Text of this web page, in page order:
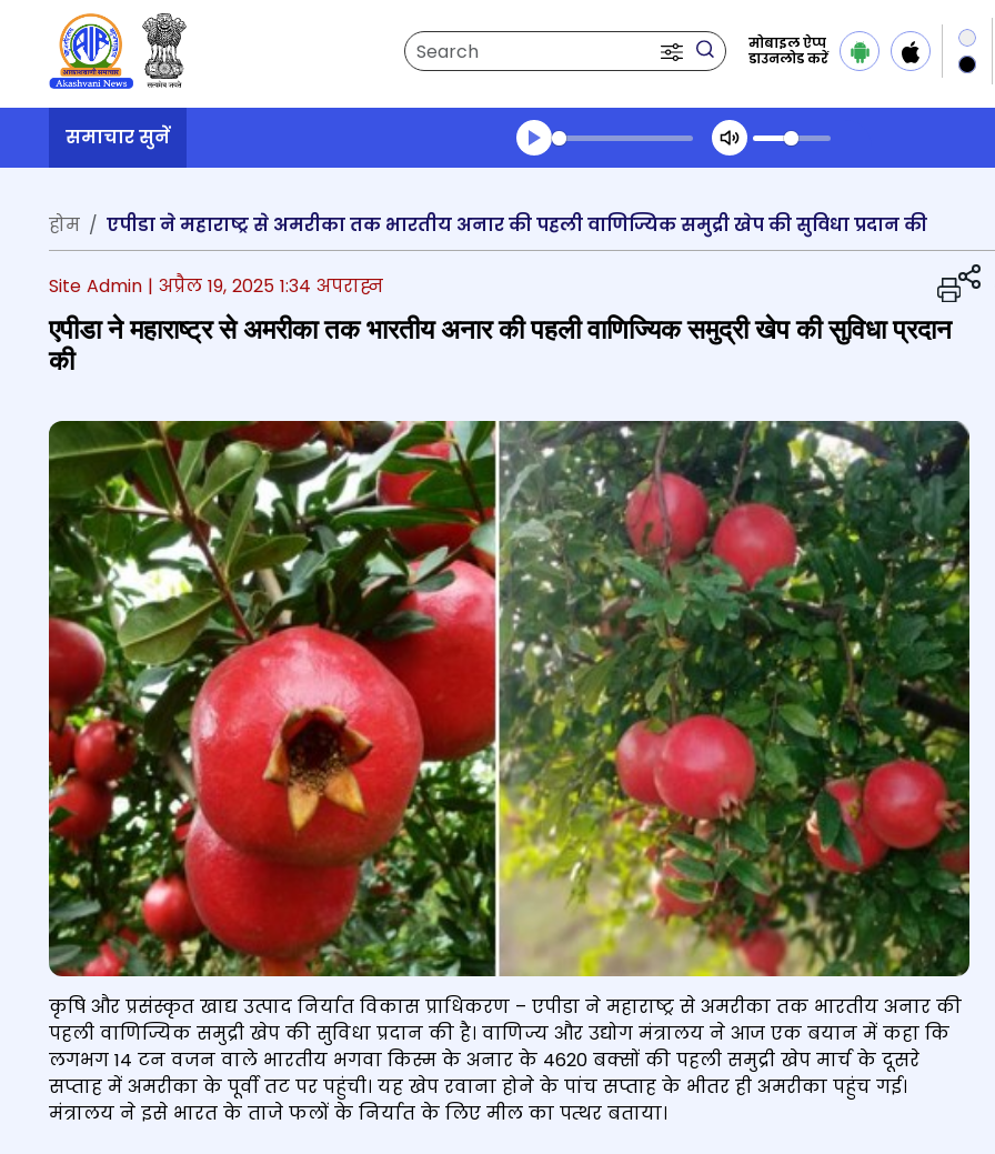
Search
मोबाइल ऐप्प
डाउनलोड करें
समाचार सुनें
Transcript summary
होम
एपीडा ने महाराष्ट्र से अमरीका तक भारतीय अनार की पहली वाणिज्यिक समुद्री खेप की सुविधा प्रदान की
Site Admin | अप्रैल 19, 2025 1:34 अपराह्न
एपीडा ने महाराष्ट्र से अमरीका तक भारतीय अनार की पहली वाणिज्यिक समुद्री खेप की सुविधा प्रदान
की
कृषि और प्रसंस्कृत खाद्य उत्पाद निर्यात विकास प्राधिकरण – एपीडा ने महाराष्ट्र से अमरीका तक भारतीय अनार की
पहली वाणिज्यिक समुद्री खेप की सुविधा प्रदान की है। वाणिज्य और उद्योग मंत्रालय ने आज एक बयान में कहा कि
लगभग 14 टन वजन वाले भारतीय भगवा किस्म के अनार के 4620 बक्सों की पहली समुद्री खेप मार्च के दूसरे
सप्ताह में अमरीका के पूर्वी तट पर पहुंची। यह खेप रवाना होने के पांच सप्ताह के भीतर ही अमरीका पहुंच गई।
मंत्रालय ने इसे भारत के ताजे फलों के निर्यात के लिए मील का पत्थर बताया।